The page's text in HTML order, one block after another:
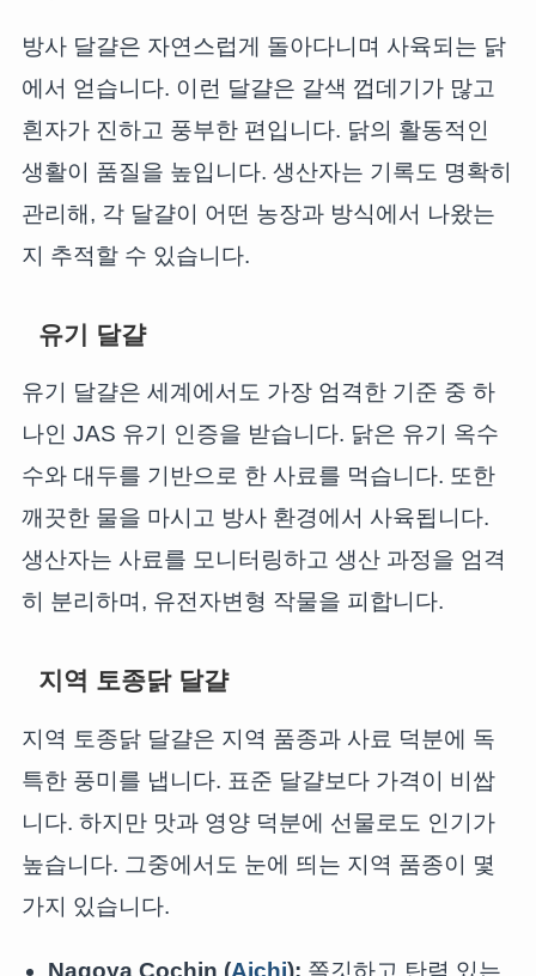
방사 달걀은 자연스럽게 돌아다니며 사육되는 닭
에서 얻습니다. 이런 달걀은 갈색 껍데기가 많고
흰자가 진하고 풍부한 편입니다. 닭의 활동적인
생활이 품질을 높입니다. 생산자는 기록도 명확히
관리해, 각 달걀이 어떤 농장과 방식에서 나왔는
지 추적할 수 있습니다.
유기 달걀
유기 달걀은 세계에서도 가장 엄격한 기준 중 하
나인 JAS 유기 인증을 받습니다. 닭은 유기 옥수
수와 대두를 기반으로 한 사료를 먹습니다. 또한
깨끗한 물을 마시고 방사 환경에서 사육됩니다.
생산자는 사료를 모니터링하고 생산 과정을 엄격
히 분리하며, 유전자변형 작물을 피합니다.
지역 토종닭 달걀
지역 토종닭 달걀은 지역 품종과 사료 덕분에 독
특한 풍미를 냅니다. 표준 달걀보다 가격이 비쌉
니다. 하지만 맛과 영양 덕분에 선물로도 인기가
높습니다. 그중에서도 눈에 띄는 지역 품종이 몇
가지 있습니다.
Nagoya Cochin (Aichi): 쫄깃하고 탄력 있는